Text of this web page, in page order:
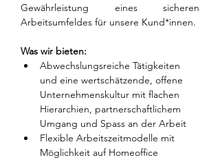
Gewährleistung eines sicheren
Arbeitsumfeldes für unsere Kund*innen.
Was wir bieten:
Abwechslungsreiche Tätigkeiten
und eine wertschätzende, offene
Unternehmenskultur mit flachen
Hierarchien, partnerschaftlichem
Umgang und Spass an der Arbeit
Flexible Arbeitszeitmodelle mit
Möglichkeit auf Homeoffice